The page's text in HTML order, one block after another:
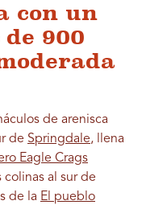
con un
900
de arenisca
de Springdale, llena
Eagle Crags
al sur de
de la El pueblo